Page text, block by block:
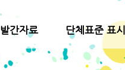
발간자료 단체표준 표